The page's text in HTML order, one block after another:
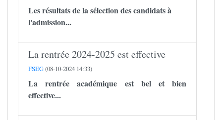
Les résultats de la sélection des candidats à
l'admission...
La rentrée 2024-2025 est effective
FSEG(08-10-2024 14:33)
La rentrée académique est bel et bien
effective...